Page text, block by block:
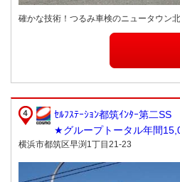
確かな技術！つるみ車検のニュータウン
ｾﾙﾌｽﾃｰｼｮﾝ都筑ｲﾝﾀｰ第二SS
★グループトータル年間
横浜市都筑区早渕1丁目21-23